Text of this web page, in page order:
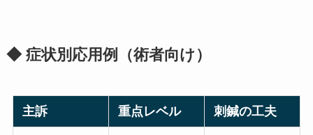
◆ 症状別応用例（術者向け）
主訴 重点レベル 刺鍼の工夫